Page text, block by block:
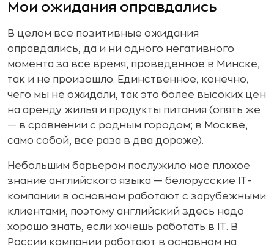
Мои ожидания оправдались
В целом все позитивные ожидания
оправдались, да и ни одного негативного
момента за все время, проведенное в Минске,
так и не произошло. Единственное, конечно,
чего мы не ожидали, так это более высоких цен
на аренду жилья и продукты питания (опять же
— в сравнении с родным городом; в Москве,
само собой, все раза в два дороже).
Небольшим барьером послужило мое плохое
знание английского языка — белорусские IT-
компании в основном работают с зарубежными
клиентами, поэтому английский здесь надо
хорошо знать, если хочешь работать в IT. В
России компании работают в основном на